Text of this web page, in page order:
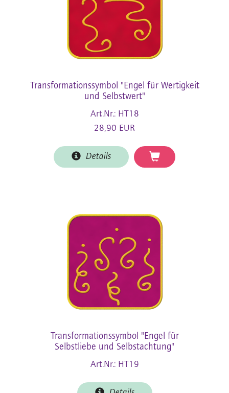
Transformationssymbol "Engel für Wertigkeit
und Selbstwert"
Art.Nr.: HT18
28,90 EUR
Details
Transformationssymbol "Engel für
Selbstliebe und Selbstachtung"
Art.Nr.: HT19